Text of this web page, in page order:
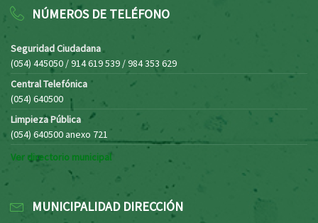
NÚMEROS DE TELÉFONO
Seguridad Ciudadana
(054) 445050 / 914 619 539 / 984 353 629
Central Telefónica
(054) 640500
Limpieza Pública
(054) 640500 anexo 721
Ver directorio municipal
MUNICIPALIDAD DIRECCIÓN